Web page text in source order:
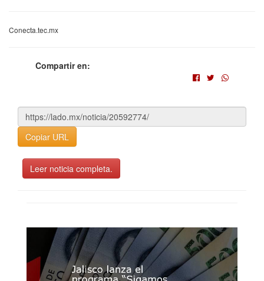
Conecta.tec.mx
Compartir en:
Copiar URL
Leer noticia completa.